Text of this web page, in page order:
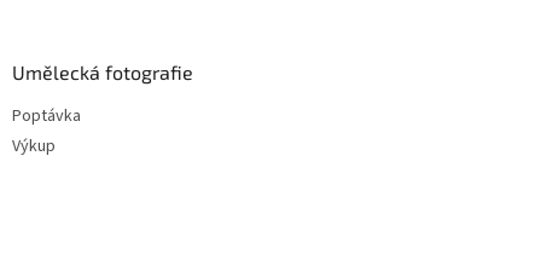
Umělecká fotografie
Poptávka
Výkup